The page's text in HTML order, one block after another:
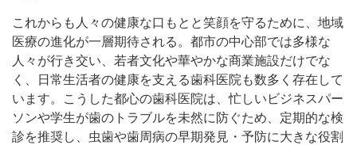
これからも人々の健康な口もとと笑顔を守るために、地域
医療の進化が一層期待される。都市の中心部では多様な
人々が行き交い、若者文化や華やかな商業施設だけでな
く、日常生活者の健康を支える歯科医院も数多く存在して
います。こうした都心の歯科医院は、忙しいビジネスパー
ソンや学生が歯のトラブルを未然に防ぐため、定期的な検
診を推奨し、虫歯や歯周病の早期発見・予防に大きな役割